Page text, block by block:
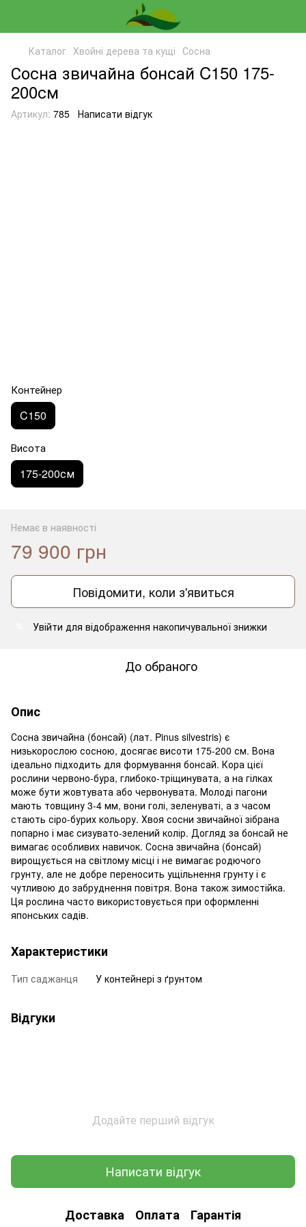
Каталог Хвойні дерева та кущі Сосна
Сосна звичайна бонсай C150 175-
200см
Артикул: 785 Написати відгук
Контейнер
C150
Висота
175-200см
Немає в наявності
79 900 грн
Повідомити, коли з'явиться
Увійти для відображення накопичувальної знижки
До обраного
Опис
Сосна звичайна (бонсай) (лат. Pinus silvestris) є
низькорослою сосною, досягає висоти 175-200 см. Вона
ідеально підходить для формування бонсай. Кора цієї
рослини червоно-бура, глибоко-тріщинувата, а на гілках
може бути жовтувата або червонувата. Молоді пагони
мають товщину 3-4 мм, вони голі, зеленуваті, а з часом
стають сіро-бурих кольору. Хвоя сосни звичайної зібрана
попарно і має сизувато-зелений колір. Догляд за бонсай не
вимагає особливих навичок. Сосна звичайна (бонсай)
вирощується на світлому місці і не вимагає родючого
грунту, але не добре переносить ущільнення грунту і є
чутливою до забруднення повітря. Вона також зимостійка.
Ця рослина часто використовується при оформленні
японських садів.
Характеристики
Тип саджанця У контейнері з ґрунтом
Відгуки
Додайте перший відгук
Написати відгук
Доставка Оплата Гарантія